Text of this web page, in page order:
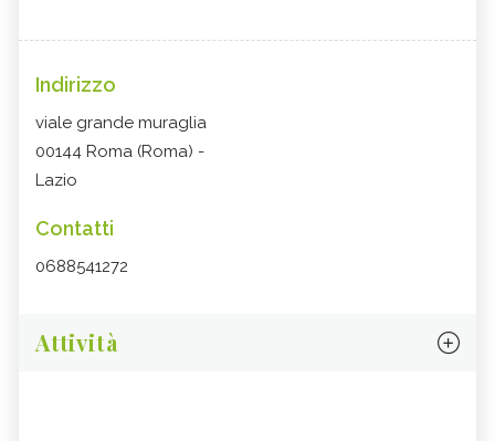
Indirizzo
viale grande muraglia
00144 Roma (Roma) -
Lazio
Contatti
0688541272
Attività